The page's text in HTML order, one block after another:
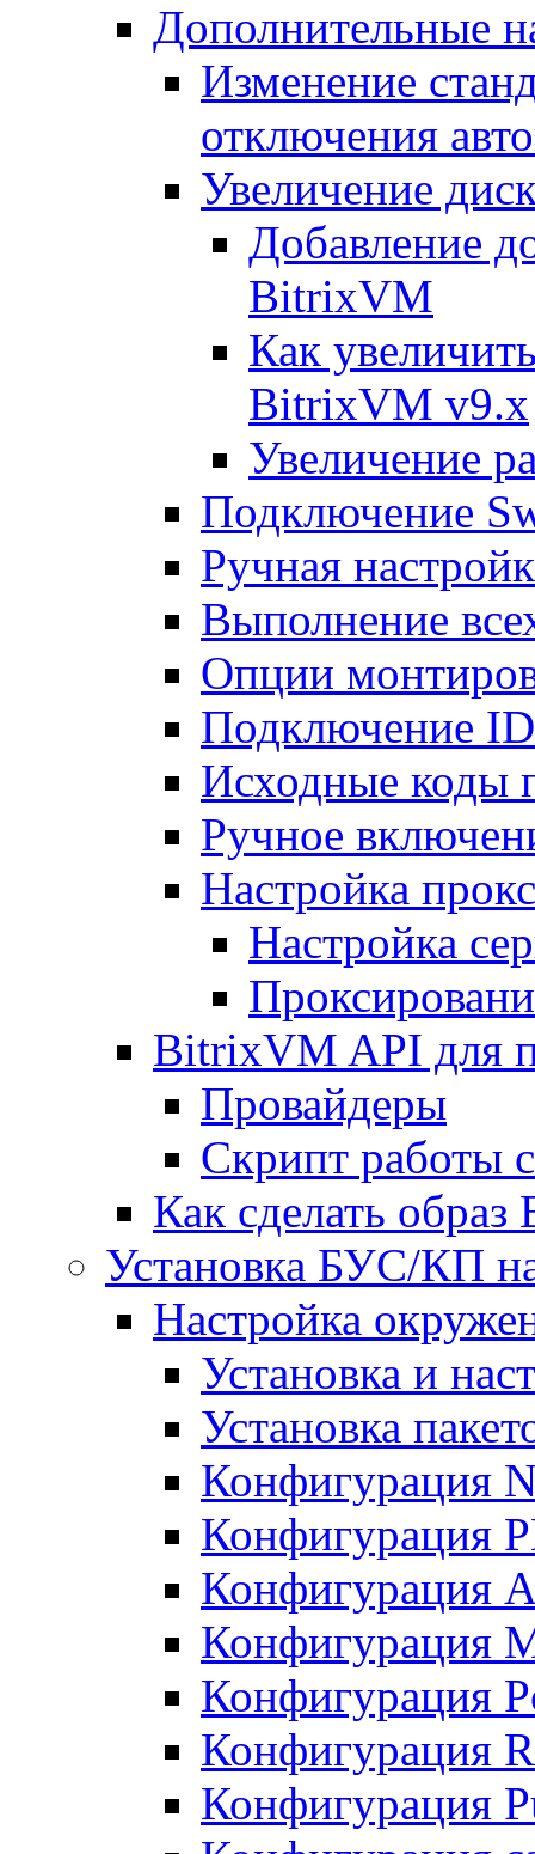
Дополнительные
Изменение
отключения
Увеличение
Добавление
BitrixVM
Как
BitrixVM v9.x
Увеличение
Подключение
Ручная
Выполнение
Опции
Подключение
Исходные коды
Ручное
Настройка
Настройка
BitrixVM API для
Провайдеры
Скрипт работы
Как сделать
Установка БУС/КП
Настройка
Установка и
Установка
Конфигурация
Конфигурация
Конфигурация
Конфигурация
Конфигурация
Конфигурация
Конфигурация